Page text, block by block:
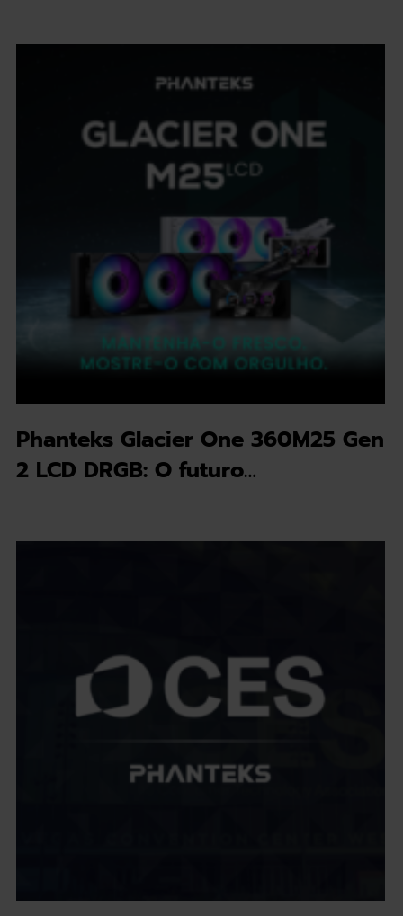
Phanteks Glacier One 360M25 Gen
2 LCD DRGB: O futuro…